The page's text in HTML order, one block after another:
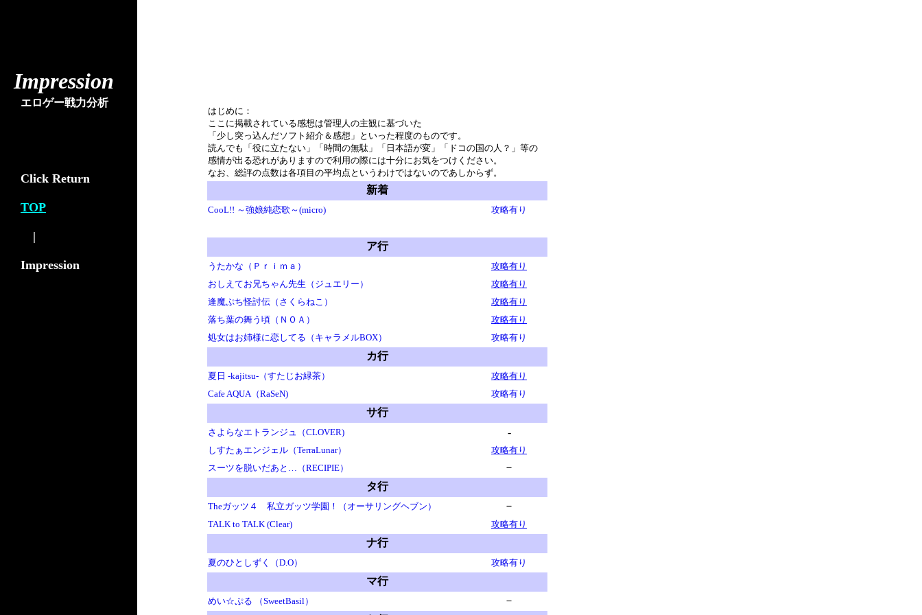
Impression
エロゲー戦力分析
Click Return
TOP
|
Impression
はじめに：
ここに掲載されている感想は管理人の主観に基づいた
「少し突っ込んだソフト紹介＆感想」といった程度のものです。
読んでも「役に立たない」「時間の無駄」「日本語が変」「ドコの国の人？」等の
感情が出る恐れがありますので利用の際には十分にお気をつけください。
なお、総評の点数は各項目の平均点というわけではないのであしからず。
新着
CooL!! ～強娘純恋歌～(micro) 攻略有り
ア行
うたかな（Ｐｒｉｍａ）
攻略有り
おしえてお兄ちゃん先生（ジュエリー）
攻略有り
逢魔ぷち怪討伝（さくらねこ）
攻略有り
落ち葉の舞う頃（ＮＯＡ）
攻略有り
処女はお姉様に恋してる（キャラメルBOX）
攻略有り
カ行
夏日 -kajitsu-（すたじお緑茶）
攻略有り
Cafe AQUA（RaSeN)
攻略有り
サ行
さよらなエトランジュ（CLOVER) -
しすたぁエンジェル（TerraLunar）
攻略有り
スーツを脱いだあと…（RECIPIE）
－
タ行
Theガッツ４ 私立ガッツ学園！（オーサリングヘブン） －
TALK to TALK (Clear) 攻略有り
ナ行
夏のひとしずく（D.O） 攻略有り
マ行
めい☆ぷる （SweetBasil）
－